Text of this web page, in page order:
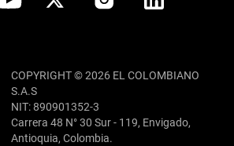
COPYRIGHT © 2026 EL COLOMBIANO
S.A.S
NIT: 890901352-3
Carrera 48 N° 30 Sur - 119, Envigado,
Antioquia, Colombia.